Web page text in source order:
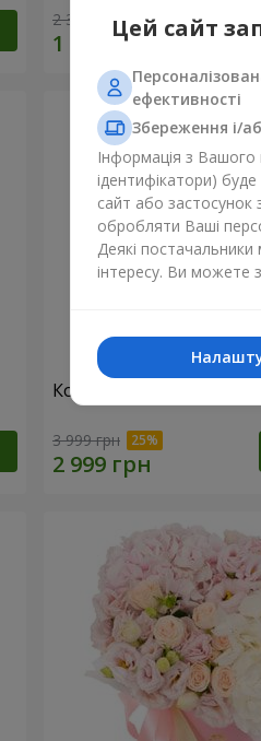
2 374 грн
Композиція "Lady in Red"
3 999 грн
Цей сайт
ефективності
Збереження і/
Інформація з Вашого
ідентифікатори)
сайт або
обробляти Ваші
Деякі
інтересу. Ви можете